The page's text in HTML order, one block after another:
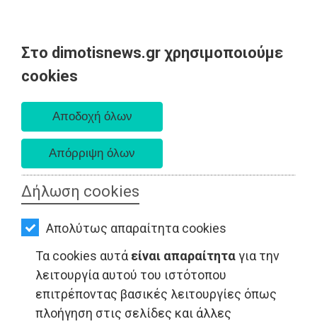
Στο dimotisnews.gr χρησιμοποιούμε
cookies
Δήλωση cookies
Απολύτως απαραίτητα cookies
Τα cookies αυτά είναι απαραίτηταγια την
λειτουργία αυτού του ιστότοπου
επιτρέποντας βασικές λειτουργίες όπως
πλοήγηση στις σελίδες και άλλες
AΡΧΙΚΗ
ΕΙΔΗΣΕΙΣ
ΠΟΛΙΤΙΚΗ
ΤΟΠΙΚΗ
ΑΥΤΟΔΙΟΙΚΗΣΗ
ΟΙΚΟΝΟΜΙΑ
ΑΘΛΗΤΙΣΜΟΣ
ΠΟΛΙΤΙΣΜΟΣ
ΣΠΙΤΙ-
ΤΟΠΙΚΗ ΑΥΤΟΔΙΟΙΚΗΣΗ - Ανατολική Αττική